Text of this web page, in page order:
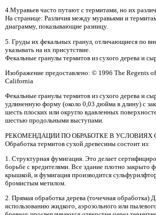
4.Муравьев часто путают с термитами, но их
На странице: Различия между муравьями и
диаграмму, показывающие разницу.
5. Груды их фекальных гранул, отличающиеся по
указывать на их присутствие.
Фекальные гранулы термитов из сухого дерева и
Изображение предоставлено: © 1996 The Regents
California
Фекальные гранулы термитов из сухого дерева и
удлиненную форму (около 0,03 дюйма в длину) с
шесть плоских или округло вдавленных
шестью продольными выступами.
РЕКОМЕНДАЦИИ ПО ОБРАБОТКЕ В УСЛОВИЯХ
Обработка термитов сухой древесины состоит из:
1. Структурная фумигация. Это делает
борьбе с вредителями. Все здание плотно закрыто
крышкой, и фумигация производится
бромистым метилом.
2. Прямая обработка дерева (точечная обработка)
использованию жидкого, аэрозольного или